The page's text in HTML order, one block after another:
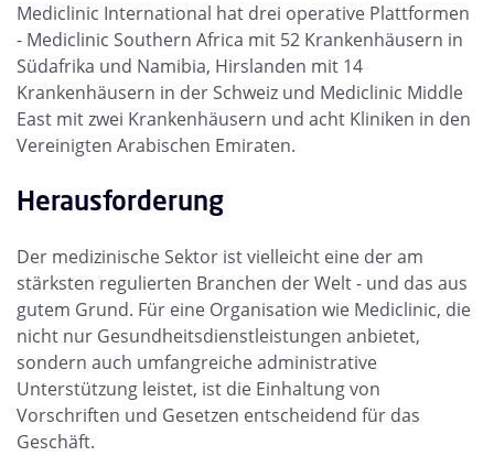
Mediclinic International hat drei operative Plattformen
- Mediclinic Southern Africa mit 52 Krankenhäusern in
Südafrika und Namibia, Hirslanden mit 14
Krankenhäusern in der Schweiz und Mediclinic Middle
East mit zwei Krankenhäusern und acht Kliniken in den
Vereinigten Arabischen Emiraten.
Herausforderung
Der medizinische Sektor ist vielleicht eine der am
stärksten regulierten Branchen der Welt - und das aus
gutem Grund. Für eine Organisation wie Mediclinic, die
nicht nur Gesundheitsdienstleistungen anbietet,
sondern auch umfangreiche administrative
Unterstützung leistet, ist die Einhaltung von
Vorschriften und Gesetzen entscheidend für das
Geschäft.